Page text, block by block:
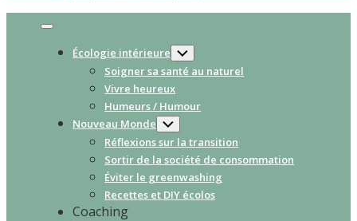
Expand
Écologie intérieure Toggle
Child
Menu
Soigner sa santé au naturel
Vivre heureux
Humeurs / Humour
Nouveau Monde Toggle
Child
Menu
Réflexions sur la transition
Sortir de la société de consommation
Éviter le greenwashing
Recettes et DIY écolos
Coaching